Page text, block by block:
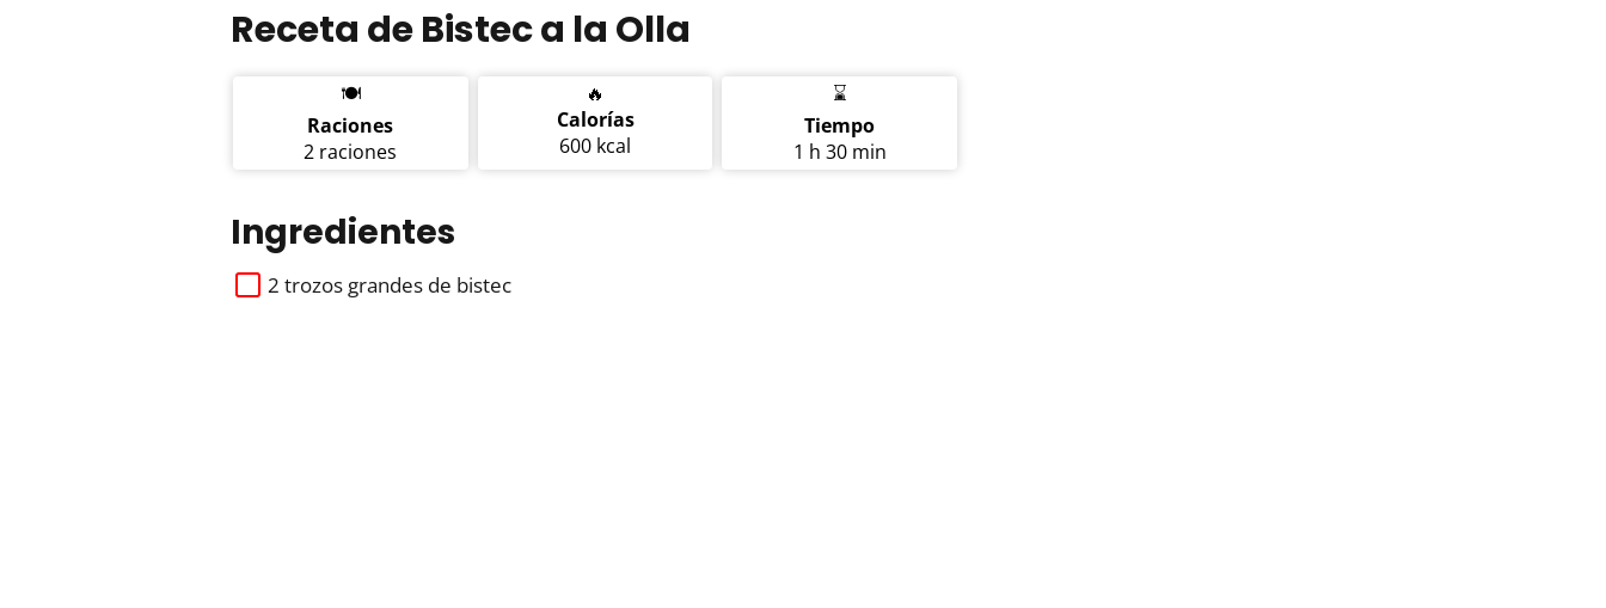
Receta de Bistec a la Olla
🍽️
Raciones
2 raciones
🔥
Calorías
600 kcal
⌛
Tiempo
1 h 30 min
Ingredientes
2 trozos grandes de bistec